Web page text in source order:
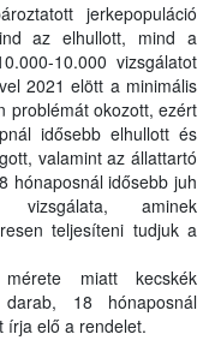
jerkepopuláció
az elhullott, mind a
10.000 vizsgálatot
2021 elött a minimális
problémát okozott, ezért
idősebb elhullott és
valamint az állattartó
hónaposnál idősebb juh
aminek
teljesíteni tudjuk a
miatt kecskék
18 hónaposnál
írja elő a rendelet.